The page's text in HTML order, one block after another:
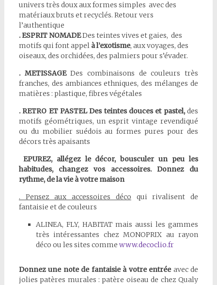
univers très doux aux formes simples avec des
matériaux bruts et recyclés. Retour vers
l’authentique
. ESPRIT NOMADEDes teintes vives et gaies, des
motifs qui font appel à l’exotisme, aux voyages, des
oiseaux, des orchidées, des palmiers pour s’évader.
. METISSAGEDes combinaisons de couleurs très
franches, des ambiances ethniques, des mélanges de
matières : plastique, fibres végétales
. RETRO ET PASTEL Des teintes douces et pastel,des
motifs géométriques, un esprit vintage revendiqué
ou du mobilier suédois au formes pures pour des
décors très apaisants
EPUREZ, allégez le décor, bousculer un peu les
habitudes, changez vos accessoires. Donnez du
rythme, de la vie à votre maison
. Pensez aux accessoires déco qui rivalisent de
fantaisie et de couleurs
ALINEA, FLY, HABITAT mais aussi les gammes
très intéressantes chez MONOPRIX au rayon
déco ou les sites comme www.decoclio.fr
Donnez une note de fantaisie à votre entréeavec de
jolies patères murales : patère oiseau de chez Qualy